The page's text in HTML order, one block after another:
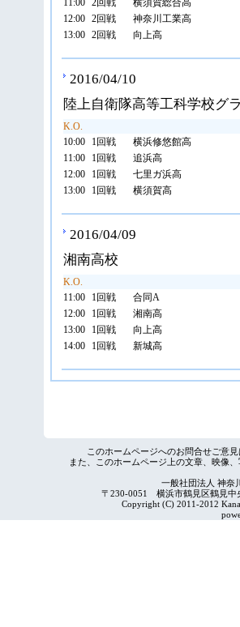
11:00 2回戦
横須賀総合高
12:00 2回戦
神奈川工業高
13:00 2回戦 向上高
2016/04/10
陸上自衛隊高等工科学校グ
K.O.
10:00
1回戦
横浜修悠館高
11:00
1回戦
追浜高
12:00
1回戦
七里ガ浜高
13:00
1回戦 横須賀高
2016/04/09
湘南高校
K.O.
11:00
1回戦
合同A
12:00
1回戦
湘南高
13:00
1回戦
向上高
14:00
1回戦 新城高
このホームページへのお問合せご意
また、このホームページ上の文章、映像
一般社団法人 神奈
〒230-0051 横浜市鶴見区鶴見
Copyright (C) 2011-2012